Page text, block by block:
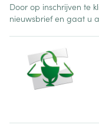
Door op inschrijven te
nieuwsbrief en gaat u